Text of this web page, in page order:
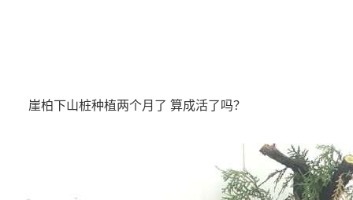
崖柏下山桩种植两个月了 算成活了吗？